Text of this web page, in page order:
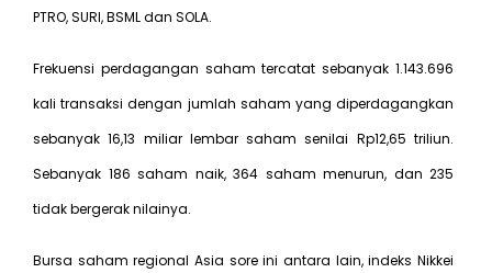
PTRO, SURI, BSML dan SOLA.
Frekuensi perdagangan saham tercatat sebanyak 1.143.696
kali transaksi dengan jumlah saham yang diperdagangkan
sebanyak 16,13 miliar lembar saham senilai Rp12,65 triliun.
Sebanyak 186 saham naik, 364 saham menurun, dan 235
tidak bergerak nilainya.
Bursa saham regional Asia sore ini antara lain, indeks Nikkei